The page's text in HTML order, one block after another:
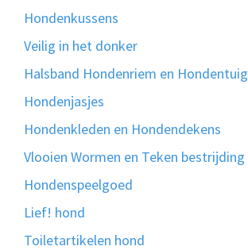
Hondenkussens
Veilig in het donker
Halsband Hondenriem en Hondentuig
Hondenjasjes
Hondenkleden en Hondendekens
Vlooien Wormen en Teken bestrijding
Hondenspeelgoed
Lief! hond
Toiletartikelen hond